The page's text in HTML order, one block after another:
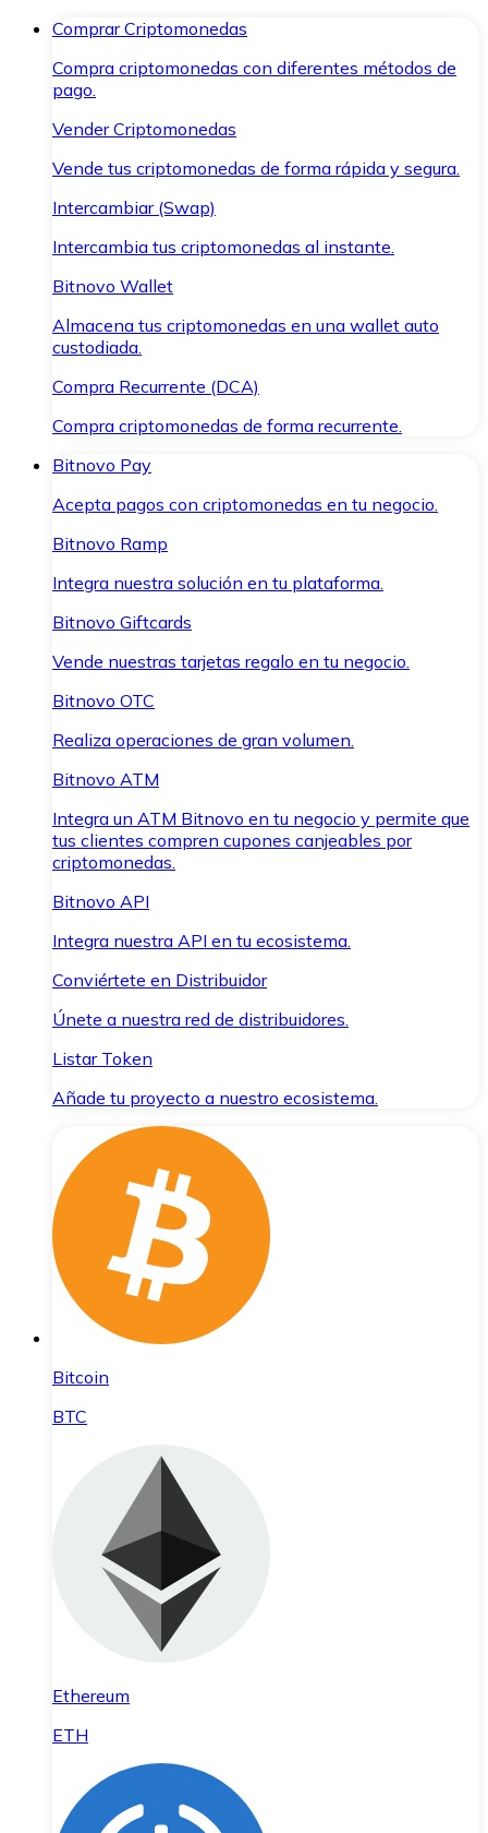
Comprar Criptomonedas
Compra criptomonedas con diferentes métodos de
pago.
Vender Criptomonedas
Vende tus criptomonedas de forma rápida y segura.
Intercambiar (Swap)
Intercambia tus criptomonedas al instante.
Bitnovo Wallet
Almacena tus criptomonedas en una wallet auto
custodiada.
Compra Recurrente (DCA)
Compra criptomonedas de forma recurrente.
Bitnovo Pay
Acepta pagos con criptomonedas en tu negocio.
Bitnovo Ramp
Integra nuestra solución en tu plataforma.
Bitnovo Giftcards
Vende nuestras tarjetas regalo en tu negocio.
Bitnovo OTC
Realiza operaciones de gran volumen.
Bitnovo ATM
Integra un ATM Bitnovo en tu negocio y permite que
tus clientes compren cupones canjeables por
criptomonedas.
Bitnovo API
Integra nuestra API en tu ecosistema.
Conviértete en Distribuidor
Únete a nuestra red de distribuidores.
Listar Token
Añade tu proyecto a nuestro ecosistema.
Bitcoin
BTC
Ethereum
ETH